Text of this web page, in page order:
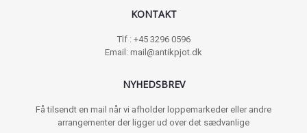
KONTAKT
Tlf : +45 3296 0596
Email: mail@antikpjot.dk
NYHEDSBREV
Få tilsendt en mail når vi afholder loppemarkeder eller andre
arrangementer der ligger ud over det sædvanlige